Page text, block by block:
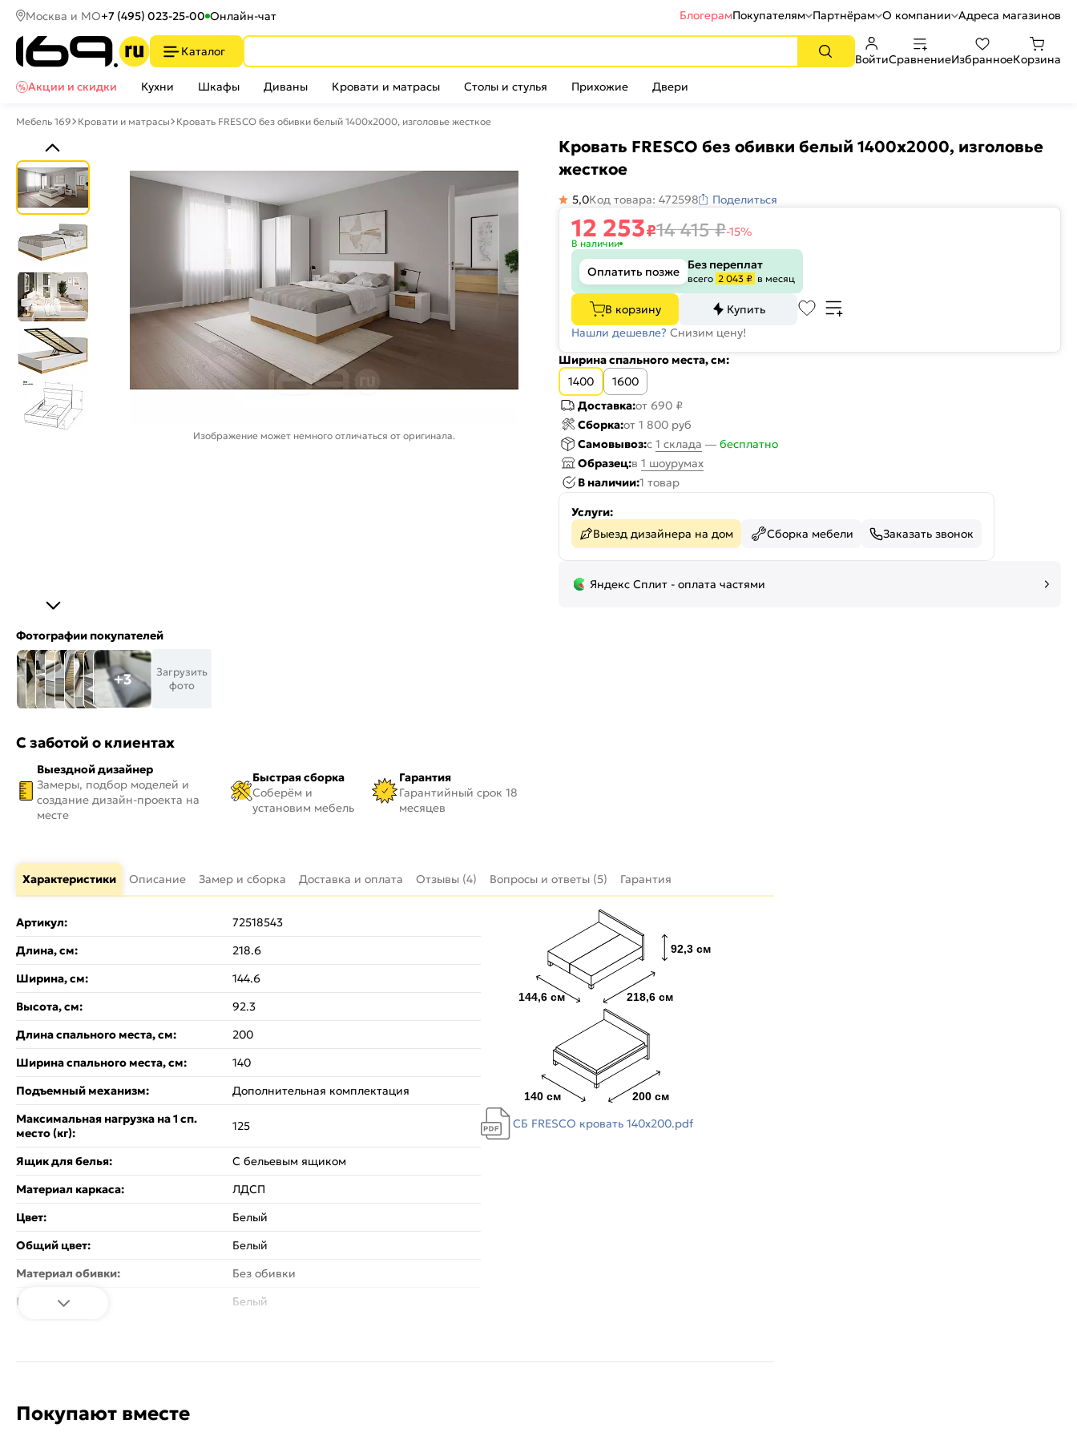
Москва и МО+7 (495) 023-25-00 Онлайн-чат БлогерамПокупателям Партнёрам О компании Адреса магазинов
Каталог
ВойтиСравнениеИзбранноеКорзина
Акции и скидки
Кухни Шкафы Диваны Кровати и матрасы Столы и стулья Прихожие Двери
Мебель 169 Кровати и матрасы Кровать FRESCO без обивки белый 1400x2000, изголовье жесткое
Изображение может немного отличаться от оригинала.
Фотографии покупателей
+3
Загрузить
фото
С заботой о клиентах
Выездной дизайнер
Замеры, подбор моделей и
создание дизайн-проекта на
месте
Быстрая сборка
Соберём и
установим мебель
Гарантия
Гарантийный срок 18
месяцев
Кровать FRESCO без обивки белый 1400x2000, изголовье
жесткое
5,0Код товара: 472598 Поделиться
12 253₽14 415₽-15%
В наличии
Оплатить позже Без переплат
всего 2 043 ₽ в месяц
В корзину
Купить
Нашли дешевле? Снизим цену!
Ширина спального места, см:
1400
1600
Доставка:от 690 ₽
Сборка:от 1 800 руб
Самовывоз:c 1 склада — бесплатно
Образец:в 1 шоурумах
В наличии:1 товар
Услуги:
Выезд дизайнера на дом
Сборка мебели Заказать звонок
Яндекс Сплит - оплата частями
Характеристики Описание Замер и сборка Доставка и оплата Отзывы (4) Вопросы и ответы (5) Гарантия
Артикул:
72518543
Длина, см:
218.6
Ширина, см:
144.6
Высота, см:
92.3
Длина спального места, см:
200
Ширина спального места, см:
140
Подъемный механизм:
Дополнительная комплектация
Максимальная нагрузка на 1 сп.
место (кг):
125
Ящик для белья:
С бельевым ящиком
Материал каркаса:
ЛДСП
Цвет:
Белый
Общий цвет:
Белый
Материал обивки:
Без обивки
Цвет каркаса:
Белый
Спинка кровати:
СБ FRESCO кровать 140х200.pdf
Покупают вместе